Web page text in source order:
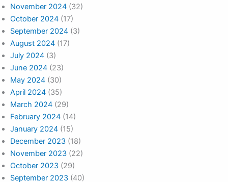
November 2024 (32)
October 2024 (17)
September 2024 (3)
August 2024 (17)
July 2024 (3)
June 2024 (23)
May 2024 (30)
April 2024 (35)
March 2024 (29)
February 2024 (14)
January 2024 (15)
December 2023 (18)
November 2023 (22)
October 2023 (29)
September 2023 (40)